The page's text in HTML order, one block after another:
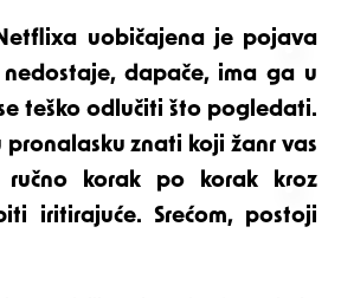
dapače, ima ga u
teško odlučiti što pogledati.
pronalasku znati koji žanr vas
korak po korak kroz
iritirajuće. Srećom, postoji